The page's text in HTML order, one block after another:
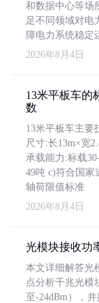
和数据中心等场
足不同领域对电
障电力系统稳定
2026年8月4日
13米平板车的
数
13米平板车主要
尺寸:长13m×宽
承载能力:标载
49吨 c)符合国家
轴荷限值标准
2026年8月4日
光模块接收功
本文详细解答光
点分析千兆光模
至-24dBm），